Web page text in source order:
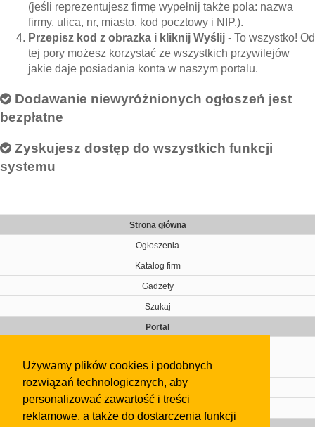
Używamy plików cookies i podobnych
rozwiązań technologicznych, aby
personalizować zawartość i treści
reklamowe, a także do dostarczenia funkcji
(jeśli reprezentujesz firmę wypełnij także pola: nazwa
firmy, ulica, nr, miasto, kod pocztowy i NIP.).
Przepisz kod z obrazka i kliknij Wyślij - To wszystko! Od
tej pory możesz korzystać ze wszystkich przywilejów
jakie daje posiadania konta w naszym portalu.
Dodawanie niewyróżnionych ogłoszeń jest
bezpłatne
Zyskujesz dostęp do wszystkich funkcji
systemu
Strona główna
Ogłoszenia
Katalog firm
Gadżety
Szukaj
Portal
Kontakt
Regulamin